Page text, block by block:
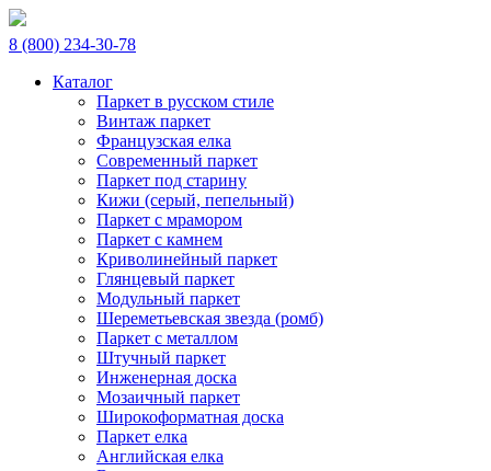
8 (800) 234-30-78
Каталог
Паркет в русском стиле
Винтаж паркет
Французская елка
Современный паркет
Паркет под старину
Кижи (серый, пепельный)
Паркет с мрамором
Паркет с камнем
Криволинейный паркет
Глянцевый паркет
Модульный паркет
Шереметьевская звезда (ромб)
Паркет с металлом
Штучный паркет
Инженерная доска
Мозаичный паркет
Широкоформатная доска
Паркет елка
Английская елка